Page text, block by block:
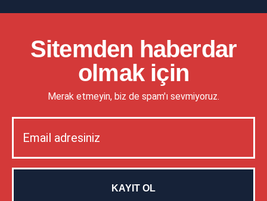
Sitemden haberdar
olmak için
Merak etmeyin, biz de spam'ı sevmiyoruz.